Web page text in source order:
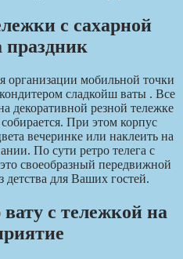
с сахарной
праздник
организации мобильной точки
сладкойш ваты . Все
декоративной резной тележке
При этом корпус
вечеринке или наклеить на
По сути ретро телега с
своеобразный передвижной
детства для Ваших гостей.
с тележкой на